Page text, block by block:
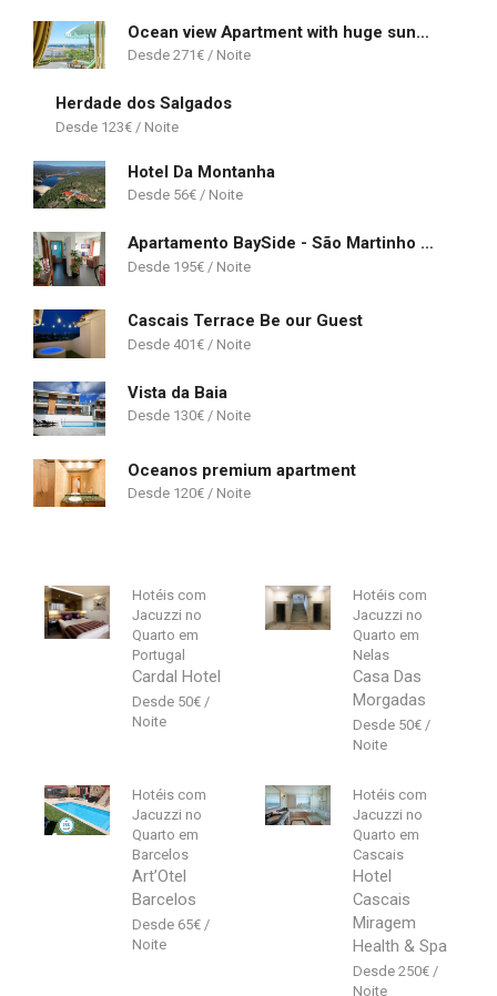
Ocean view Apartment with huge sunny Terrace, 2 Swimming pools & Tennis court
271€
Herdade dos Salgados
123€
Hotel Da Montanha
56€
Apartamento BaySide - São Martinho do Porto
195€
Cascais Terrace Be our Guest
401€
Vista da Baia
130€
Oceanos premium apartment
120€
Hotéis com
Jacuzzi no
Quarto em
Portugal
Cardal Hotel
50€
Hotéis com
Jacuzzi no
Quarto em
Nelas
Casa Das
Morgadas
50€
Hotéis com
Jacuzzi no
Quarto em
Barcelos
Art’Otel
Barcelos
65€
Hotéis com
Jacuzzi no
Quarto em
Cascais
Hotel
Cascais
Miragem
Health & Spa
250€